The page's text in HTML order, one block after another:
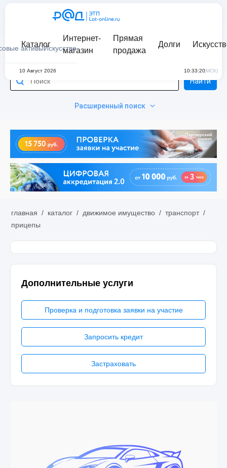
активыИскусство
Каталог
Интернет-
магазин
Прямая
продажа
Долги
10 Август 2026 10:33:20(МСК)
Расширенный поиск
Найти
главная / каталог / движимое имущество / транспорт /
прицепы
Дополнительные услуги
Проверка и подготовка заявки на участие
Запросить кредит
Застраховать